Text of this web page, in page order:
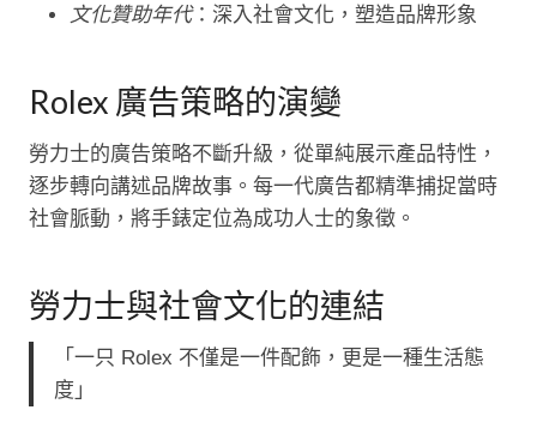
文化贊助年代：深入社會文化，塑造品牌形象
Rolex 廣告策略的演變
勞力士的廣告策略不斷升級，從單純展示產品特性，
逐步轉向講述品牌故事。每一代廣告都精準捕捉當時
社會脈動，將手錶定位為成功人士的象徵。
勞力士與社會文化的連結
「一只 Rolex 不僅是一件配飾，更是一種生活態
度」